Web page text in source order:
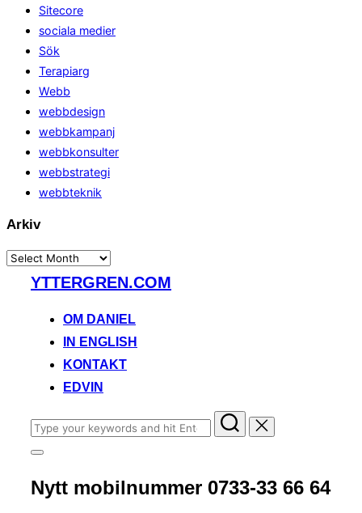
Sitecore
sociala medier
Sök
Terapiarg
Webb
webbdesign
webbkampanj
webbkonsulter
webbstrategi
webbteknik
Arkiv
Arkiv
YTTERGREN.COM
OM DANIEL
IN ENGLISH
KONTAKT
EDVIN
Search
for:
Toggle
&
navigation
Nytt mobilnummer 0733-33 66 64